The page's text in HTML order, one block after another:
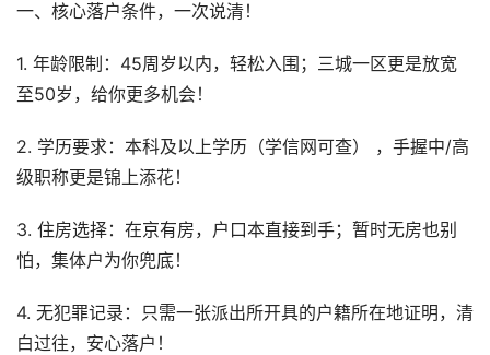
一、核心落户条件，一次说清！
1. 年龄限制：45周岁以内，轻松入围；三城一区更是放宽
至50岁，给你更多机会！
2. 学历要求：本科及以上学历（学信网可查） ，手握中/高
级职称更是锦上添花！
3. 住房选择：在京有房，户口本直接到手；暂时无房也别
怕，集体户为你兜底！
4. 无犯罪记录：只需一张派出所开具的户籍所在地证明，清
白过往，安心落户！